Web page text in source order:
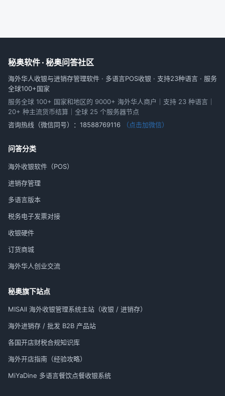
秘奥软件 · 秘奥问答社区
海外华人收银与进销存管理软件 · 多语言POS收银 · 支持23种语言 · 服务
全球100+国家
服务全球 100+ 国家和地区的 9000+ 海外华人商户｜支持 23 种语言｜
20+ 种主流货币结算｜全球 25 个服务器节点
咨询热线（微信同号）： 18588769116 （点击加微信）
问答分类
海外收银软件（POS）
进销存管理
多语言版本
税务电子发票对接
收银硬件
订货商城
海外华人创业交流
秘奥旗下站点
MISAll 海外收银管理系统主站（收银 / 进销存）
海外进销存 / 批发 B2B 产品站
各国开店财税合规知识库
海外开店指南（经验攻略）
MiYaDine 多语言餐饮点餐收银系统